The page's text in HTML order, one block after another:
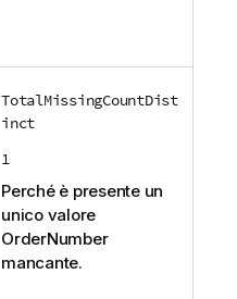
TotalMissingCountDist
inct
1
Perché è presente un
unico valore
OrderNumber
mancante.